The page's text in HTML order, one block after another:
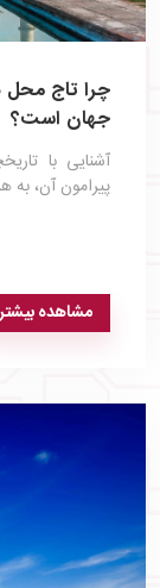
چرا تاج
جهان است؟
آشنایی با
پیرامون آن، به
مشاهده بیشتر